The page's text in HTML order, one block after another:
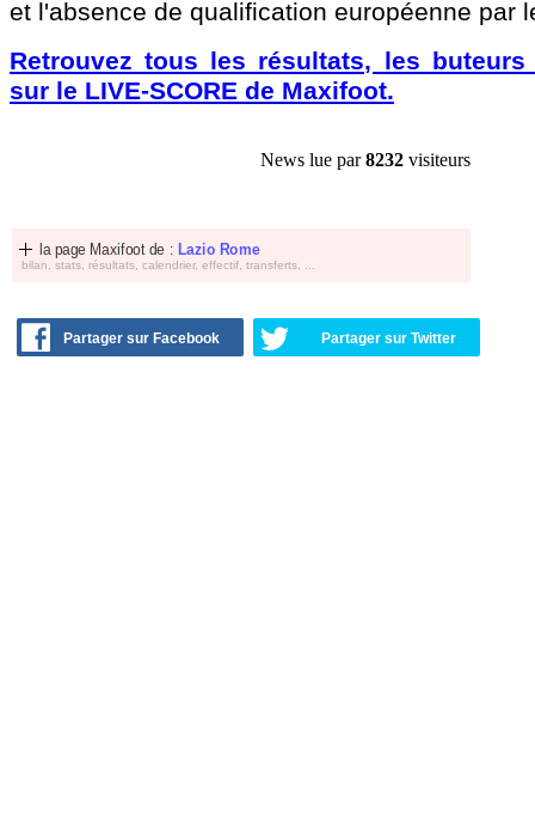
et l'absence de qualification européenne par
Retrouvez tous les résultats, les buteurs
sur le LIVE-SCORE de Maxifoot.
News lue par8232 visiteurs
la page Maxifoot de : Lazio Rome
bilan, stats, résultats, calendrier, effectif, transferts, ...
Partager sur Facebook Partager sur Twitter